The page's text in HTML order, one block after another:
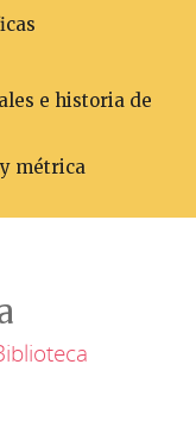
e historia de
métrica